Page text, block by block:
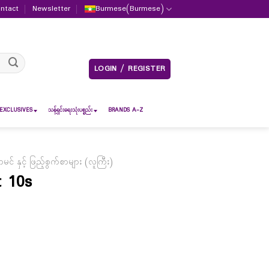
Newsletter Burmese(Burmese)
LOGIN / REGISTER
သန့်ရှင်းရေးသုံးပစ္စည်း BRANDS A-Z
င် နှင့် ဖြည့်စွက်စာများ (လူကြီး)
10s